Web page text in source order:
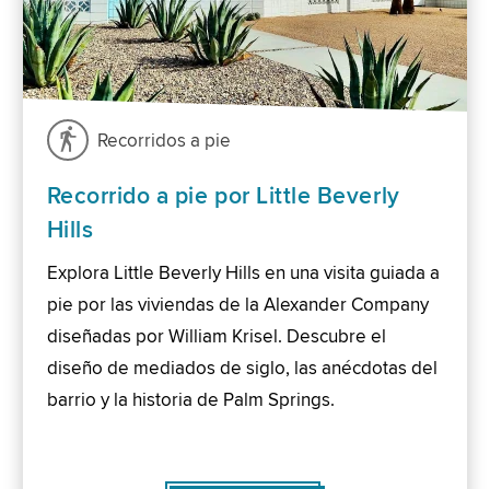
Recorridos a pie
Recorrido a pie por Little Beverly
Hills
Explora Little Beverly Hills en una visita guiada a
pie por las viviendas de la Alexander Company
diseñadas por William Krisel. Descubre el
diseño de mediados de siglo, las anécdotas del
barrio y la historia de Palm Springs.